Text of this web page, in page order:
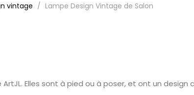
vintage Lampe Design Vintage de Salon
Elles sont à pied ou à poser, et ont un design